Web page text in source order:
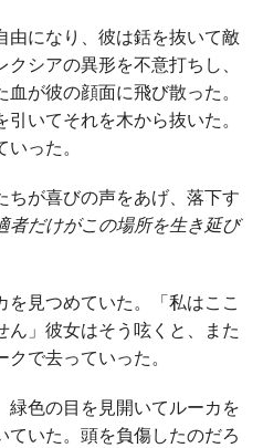
由になり、彼は銛を抜いて敵
シアの異形を不意打ちし、
が彼の顔面に飛び散った。
いてそれを木から抜いた。
った。
ちが喜びの声をあげ、落下す
者だけがこの場所を生き延び
見つめていた。「私はここ
」彼女はそう呟くと、また
で去っていった。
緑色の目を見開いてルーカを
ていた。頭を負傷したのだろ